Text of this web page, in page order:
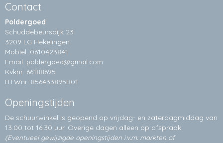
Contact
Poldergoed
Schuddebeursdijk 23
3209 LG Hekelingen
Mobiel: 0610423841
Email: poldergoed@gmail.com
Kvknr: 66188695
BTWnr: 856433895B01
Openingstijden
De schuurwinkel is geopend op vrijdag- en zaterdagmiddag van
13.00 tot 16.30 uur. Overige dagen alleen op afspraak.
(Eventueel gewijzigde openingstijden i.v.m. markten of